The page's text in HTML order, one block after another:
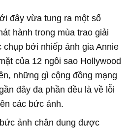
đây vừa tung ra một số
hành trong mùa trao giải
bởi nhiếp ảnh gia Annie
của 12 ngôi sao Hollywood
những gì cộng đồng mạng
đây đa phần đều là về lỗi
các bức ảnh.
ảnh chân dung được